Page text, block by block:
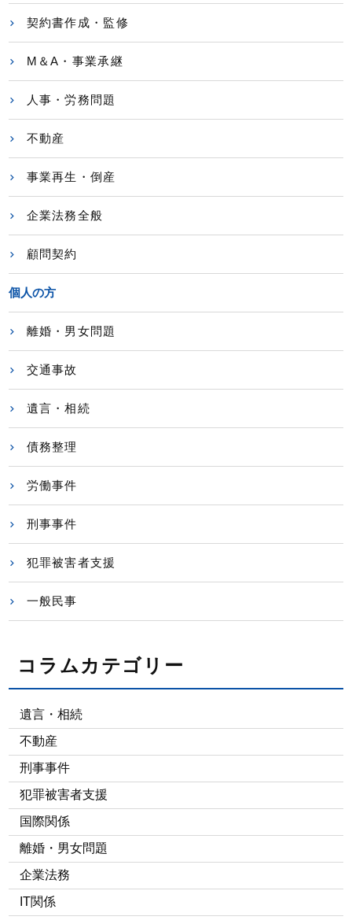
契約書作成・監修
M＆A・事業承継
人事・労務問題
不動産
事業再生・倒産
企業法務全般
顧問契約
個人の方
離婚・男女問題
交通事故
遺言・相続
債務整理
労働事件
刑事事件
犯罪被害者支援
一般民事
コラムカテゴリー
遺言・相続
不動産
刑事事件
犯罪被害者支援
国際関係
離婚・男女問題
企業法務
IT関係